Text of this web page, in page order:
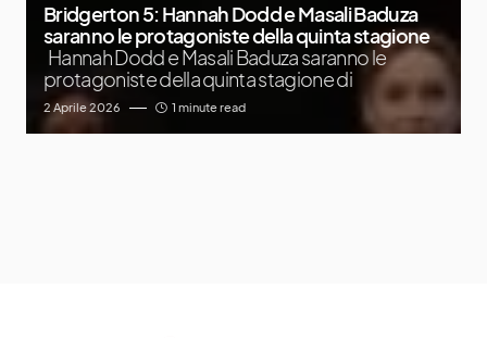
Bridgerton 5: Hannah Dodd e Masali Baduza
saranno le protagoniste della quinta stagione
Hannah Dodd e Masali Baduza saranno le
protagoniste della quinta stagione di
2 Aprile 2026 1 minute read